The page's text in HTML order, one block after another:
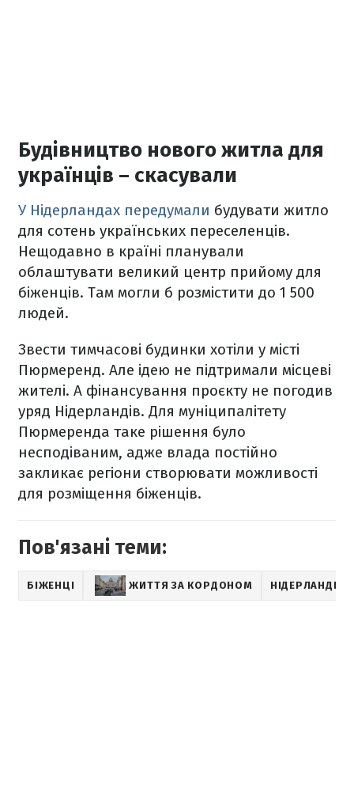
Будівництво нового житла для
українців – скасували
У Нідерландах передумали будувати житло
для сотень українських переселенців.
Нещодавно в країні планували
облаштувати великий центр прийому для
біженців. Там могли б розмістити до 1 500
людей.
Звести тимчасові будинки хотіли у місті
Пюрмеренд. Але ідею не підтримали місцеві
жителі. А фінансування проєкту не погодив
уряд Нідерландів. Для муніципалітету
Пюрмеренда таке рішення було
несподіваним, адже влада постійно
закликає регіони створювати можливості
для розміщення біженців.
Пов'язані теми:
БІЖЕНЦІ ЖИТТЯ ЗА КОРДОНОМ НІДЕРЛАНДИ